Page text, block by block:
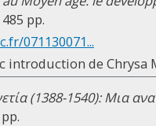
pp.
071130071...
introduction de Chrysa
(1388-1540): Μια